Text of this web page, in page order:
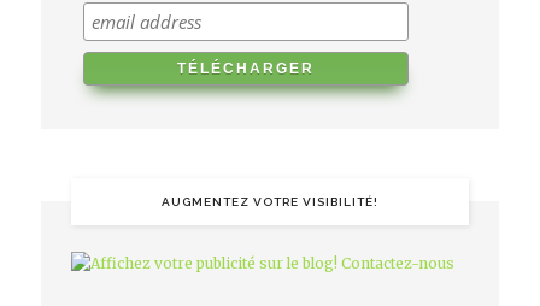
AUGMENTEZ VOTRE VISIBILITÉ!